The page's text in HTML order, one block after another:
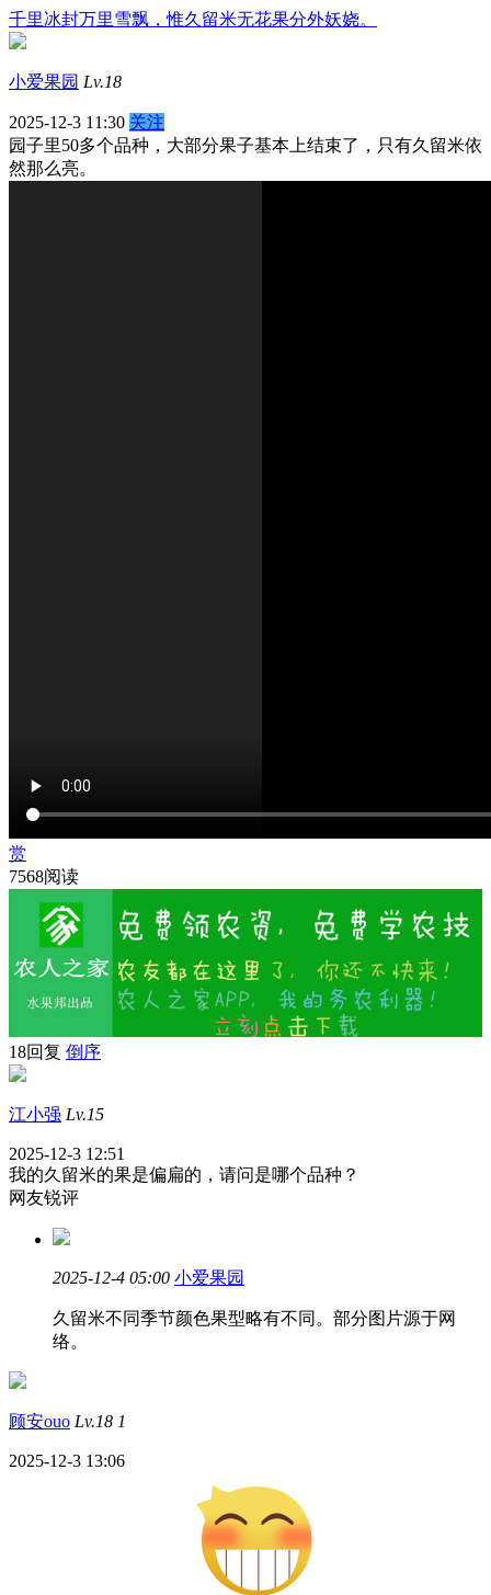
千里冰封万里雪飘，惟久留米无花果分外妖娆。
小爱果园 Lv.18
2025-12-3 11:30 关注
园子里50多个品种，大部分果子基本上结束了，只有久留米依
然那么亮。
赏
7568阅读
18回复 倒序
江小强 Lv.15
2025-12-3 12:51
我的久留米的果是偏扁的，请问是哪个品种？
网友锐评
2025-12-4 05:00 小爱果园
久留米不同季节颜色果型略有不同。部分图片源于网
络。
顾安ouo Lv.18 1
2025-12-3 13:06